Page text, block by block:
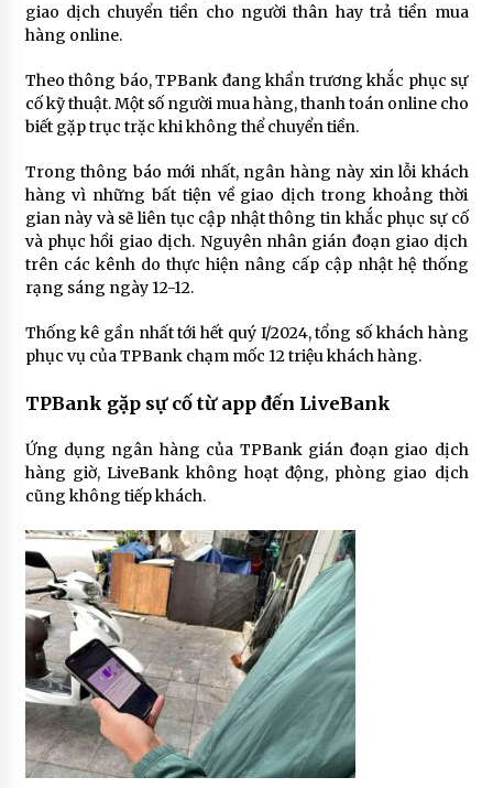
giao dịch chuyển tiền cho người thân hay trả tiền mua
hàng online.
Theo thông báo, TPBank đang khẩn trương khắc phục sự
cố kỹ thuật. Một số người mua hàng, thanh toán online cho
biết gặp trục trặc khi không thể chuyển tiền.
Trong thông báo mới nhất, ngân hàng này xin lỗi khách
hàng vì những bất tiện về giao dịch trong khoảng thời
gian này và sẽ liên tục cập nhật thông tin khắc phục sự cố
và phục hồi giao dịch. Nguyên nhân gián đoạn giao dịch
trên các kênh do thực hiện nâng cấp cập nhật hệ thống
rạng sáng ngày 12-12.
Thống kê gần nhất tới hết quý I/2024, tổng số khách hàng
phục vụ của TPBank chạm mốc 12 triệu khách hàng.
TPBank gặp sự cố từ app đến LiveBank
Ứng dụng ngân hàng của TPBank gián đoạn giao dịch
hàng giờ, LiveBank không hoạt động, phòng giao dịch
cũng không tiếp khách.